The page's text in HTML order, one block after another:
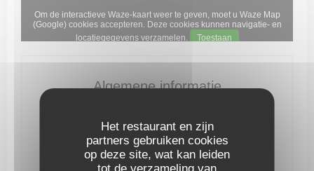
Het restaurant en zijn
partners gebruiken cookies
op deze site, wat kan leiden
Om de interactieve Waze-kaart weer te geven, moet u Waze Map
(Google) cookies accepteren. Deze cookies kunnen navigatie- en
locatiegegevens verzamelen.
Toestaan
Algemene informatie
Frans, savoyard, Eigengemaakt
Soort bedrijf